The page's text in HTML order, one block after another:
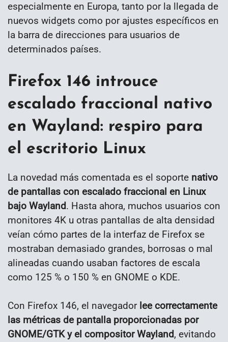
especialmente en Europa, tanto por la llegada de
nuevos widgets como por ajustes específicos en
la barra de direcciones para usuarios de
determinados países.
Firefox 146 introuce
escalado fraccional nativo
en Wayland: respiro para
el escritorio Linux
La novedad más comentada es el soporte nativo
de pantallas con escalado fraccional en Linux
bajo Wayland. Hasta ahora, muchos usuarios con
monitores 4K u otras pantallas de alta densidad
veían cómo partes de la interfaz de Firefox se
mostraban demasiado grandes, borrosas o mal
alineadas cuando usaban factores de escala
como 125 % o 150 % en GNOME o KDE.
Con Firefox 146, el navegador lee correctamente
las métricas de pantalla proporcionadas por
GNOME/GTK y el compositor Wayland, evitando